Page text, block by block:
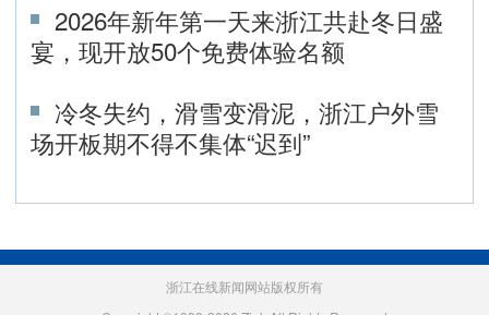
2026年新年第一天来浙江共赴冬日盛
宴，现开放50个免费体验名额
冷冬失约，滑雪变滑泥，浙江户外雪
场开板期不得不集体“迟到”
浙江在线新闻网站版权所有